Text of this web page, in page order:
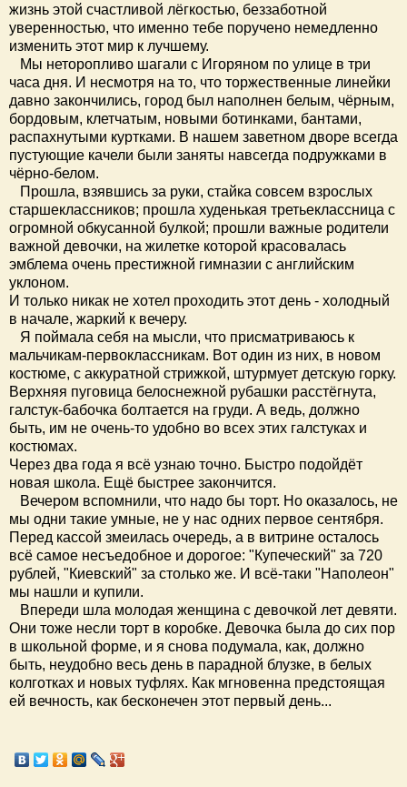
жизнь этой счастливой лёгкостью, беззаботной
уверенностью, что именно тебе поручено немедленно
изменить этот мир к лучшему.
Мы неторопливо шагали с Игоряном по улице в три
часа дня. И несмотря на то, что торжественные линейки
давно закончились, город был наполнен белым, чёрным,
бордовым, клетчатым, новыми ботинками, бантами,
распахнутыми куртками. В нашем заветном дворе всегда
пустующие качели были заняты навсегда подружками в
чёрно-белом.
Прошла, взявшись за руки, стайка совсем взрослых
старшеклассников; прошла худенькая третьеклассница с
огромной обкусанной булкой; прошли важные родители
важной девочки, на жилетке которой красовалась
эмблема очень престижной гимназии с английским
уклоном.
И только никак не хотел проходить этот день - холодный
в начале, жаркий к вечеру.
Я поймала себя на мысли, что присматриваюсь к
мальчикам-первоклассникам. Вот один из них, в новом
костюме, с аккуратной стрижкой, штурмует детскую горку.
Верхняя пуговица белоснежной рубашки расстёгнута,
галстук-бабочка болтается на груди. А ведь, должно
быть, им не очень-то удобно во всех этих галстуках и
костюмах.
Через два года я всё узнаю точно. Быстро подойдёт
новая школа. Ещё быстрее закончится.
Вечером вспомнили, что надо бы торт. Но оказалось, не
мы одни такие умные, не у нас одних первое сентября.
Перед кассой змеилась очередь, а в витрине осталось
всё самое несъедобное и дорогое: "Купеческий" за 720
рублей, "Киевский" за столько же. И всё-таки "Наполеон"
мы нашли и купили.
Впереди шла молодая женщина с девочкой лет девяти.
Они тоже несли торт в коробке. Девочка была до сих пор
в школьной форме, и я снова подумала, как, должно
быть, неудобно весь день в парадной блузке, в белых
колготках и новых туфлях. Как мгновенна предстоящая
ей вечность, как бесконечен этот первый день...